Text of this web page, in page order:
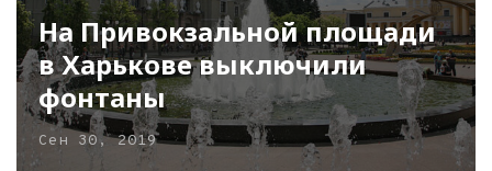
На Привокзальной площади
в Харькове выключили
фонтаны
Сен 30, 2019